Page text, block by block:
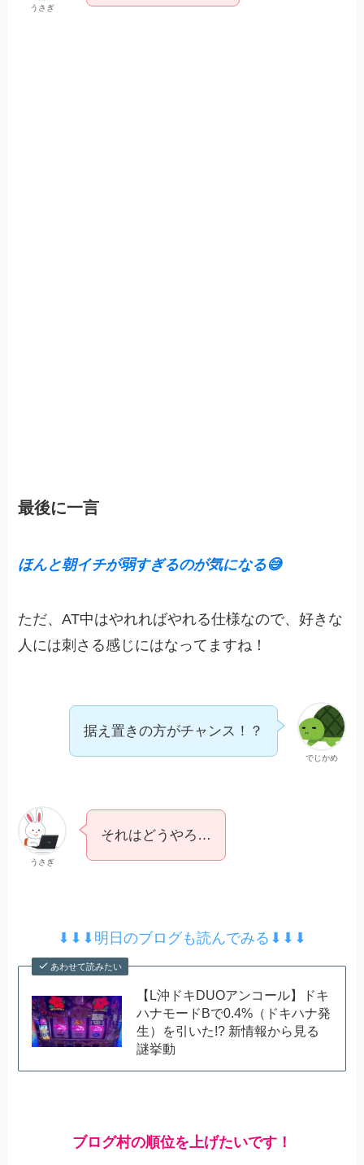
うさぎ
最後に一言
ほんと朝イチが弱すぎるのが気になる😅
ただ、AT中はやれればやれる仕様なので、好きな
人には刺さる感じにはなってますね！
でじかめ
据え置きの方がチャンス！？
うさぎ
それはどうやろ…
⬇︎⬇︎⬇︎明日のブログも読んでみる⬇︎⬇︎⬇︎
あわせて読みたい
【L沖ドキDUOアンコール】ドキ
ハナモードBで0.4%（ドキハナ発
生）を引いた!? 新情報から見る
謎挙動
ブログ村の順位を上げたいです！